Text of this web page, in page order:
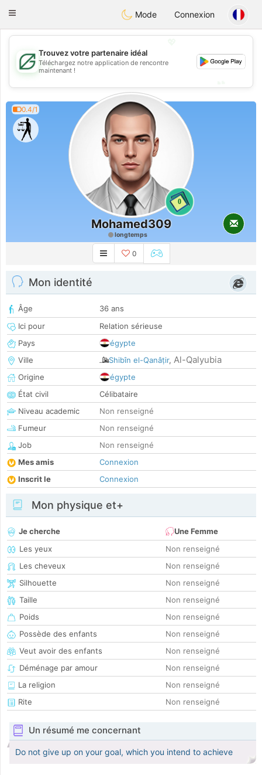
Gulf Dating
Toggle
Mode Connexion
💖
💕
Trouvez votre partenaire idéal
Téléchargez notre application de rencontre
maintenant !
0.4/1
0
Mohamed309
longtemps
0
Mon identité
Âge
36 ans
Ici pour
Relation sérieuse
Pays
égypte
Ville
Shibîn el-Qanâṭir, Al-Qalyubia
Origine
égypte
État civil
Célibataire
Niveau academic
Non renseigné
Fumeur
Non renseigné
Job
Non renseigné
Mes amis
Connexion
Inscrit le
Connexion
Mon physique et+
Je cherche
Une Femme
Les yeux
Non renseigné
Les cheveux
Non renseigné
Silhouette
Non renseigné
Taille
Non renseigné
Poids
Non renseigné
Possède des enfants
Non renseigné
Veut avoir des enfants
Non renseigné
Déménage par amour
Non renseigné
La religion
Non renseigné
Rite
Non renseigné
Un résumé me concernant
Do not give up on your goal, which you intend to achieve